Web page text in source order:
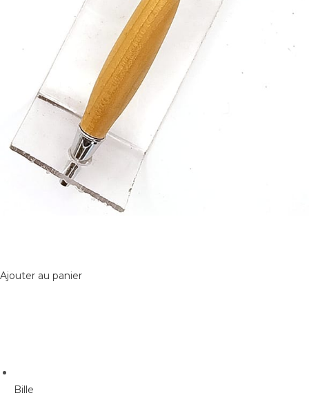
Ajouter au panier
Bille